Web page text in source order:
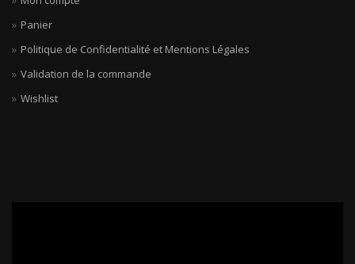
Panier
Politique de Confidentialité et Mentions Légales
Validation de la commande
Wishlist